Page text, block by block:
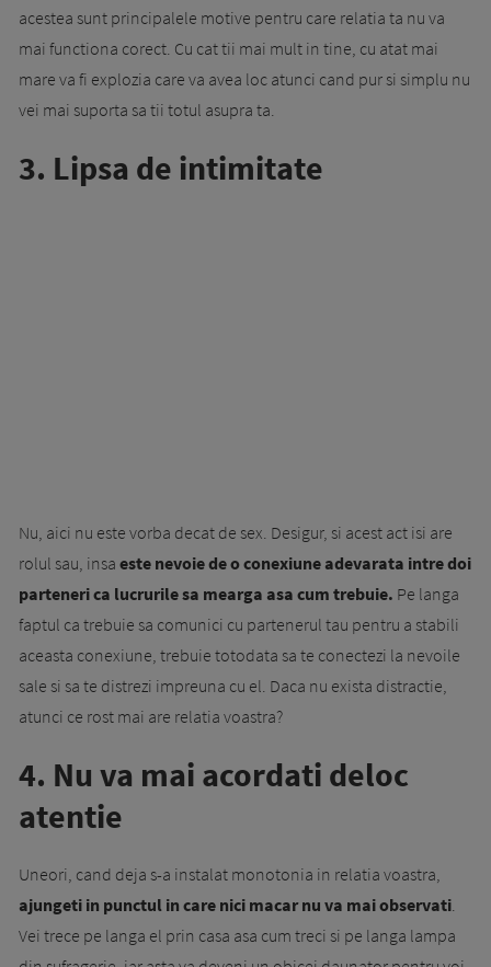
acestea sunt principalele motive pentru care relatia ta nu va
mai functiona corect. Cu cat tii mai mult in tine, cu atat mai
mare va fi explozia care va avea loc atunci cand pur si simplu nu
vei mai suporta sa tii totul asupra ta.
3. Lipsa de intimitate
Nu, aici nu este vorba decat de sex. Desigur, si acest act isi are
rolul sau, insa este nevoie de o conexiune adevarata intre doi
parteneri ca lucrurile sa mearga asa cum trebuie. Pe langa
faptul ca trebuie sa comunici cu partenerul tau pentru a stabili
aceasta conexiune, trebuie totodata sa te conectezi la nevoile
sale si sa te distrezi impreuna cu el. Daca nu exista distractie,
atunci ce rost mai are relatia voastra?
4. Nu va mai acordati deloc
atentie
Uneori, cand deja s-a instalat monotonia in relatia voastra,
ajungeti in punctul in care nici macar nu va mai observati.
Vei trece pe langa el prin casa asa cum treci si pe langa lampa